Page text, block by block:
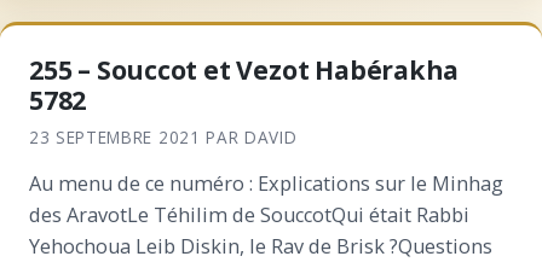
255 – Souccot et Vezot Habérakha
5782
23 SEPTEMBRE 2021 PAR DAVID
Au menu de ce numéro : Explications sur le Minhag
des AravotLe Téhilim de SouccotQui était Rabbi
Yehochoua Leib Diskin, le Rav de Brisk ?Questions